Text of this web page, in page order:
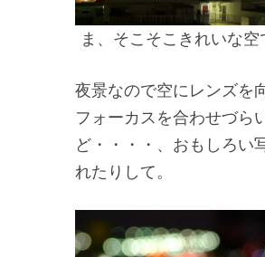
ま、そこそこきれいな空
夜景なので空にレンズを
フォーカスを合わせづら
ど・・・・、おもしろい
れたりして。